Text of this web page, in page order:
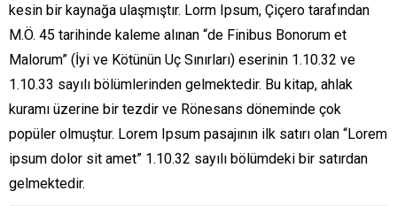
kesin bir kaynağa ulaşmıştır. Lorm Ipsum, Çiçero tarafından
M.Ö. 45 tarihinde kaleme alınan “de Finibus Bonorum et
Malorum” (İyi ve Kötünün Uç Sınırları) eserinin 1.10.32 ve
1.10.33 sayılı bölümlerinden gelmektedir. Bu kitap, ahlak
kuramı üzerine bir tezdir ve Rönesans döneminde çok
popüler olmuştur. Lorem Ipsum pasajının ilk satırı olan “Lorem
ipsum dolor sit amet” 1.10.32 sayılı bölümdeki bir satırdan
gelmektedir.